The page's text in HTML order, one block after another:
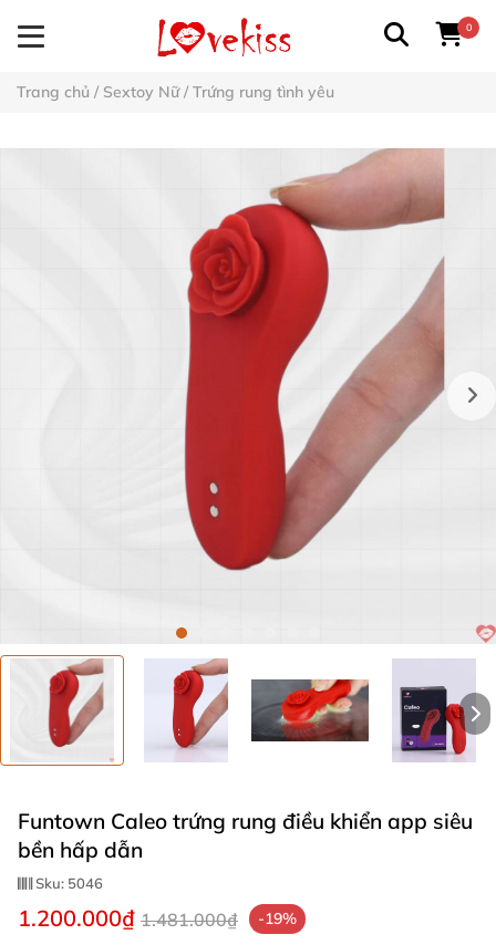
0
Trang chủ / Sextoy Nữ/ Trứng rung tình yêu
Funtown Caleo trứng rung điều khiển app siêu
bền hấp dẫn
Sku: 5046
1.200.000₫ 1.481.000₫ -19%